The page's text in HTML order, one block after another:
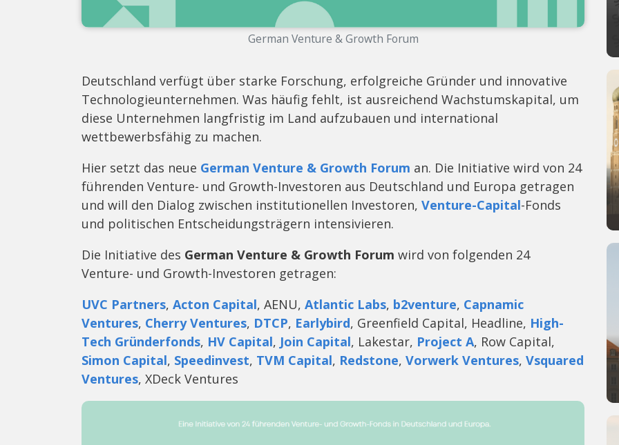
German Venture & Growth Forum
Deutschland verfügt über starke Forschung, erfolgreiche Gründer und innovative
Technologieunternehmen. Was häufig fehlt, ist ausreichend Wachstumskapital, um
diese Unternehmen langfristig im Land aufzubauen und international
wettbewerbsfähig zu machen.
Hier setzt das neue German Venture & Growth Forum an. Die Initiative wird von 24
führenden Venture- und Growth-Investoren aus Deutschland und Europa getragen
und will den Dialog zwischen institutionellen Investoren, Venture-Capital-Fonds
und politischen Entscheidungsträgern intensivieren.
Die Initiative des German Venture & Growth Forum wird von folgenden 24
Venture- und Growth-Investoren getragen:
UVC Partners, Acton Capital, AENU, Atlantic Labs, b2venture, Capnamic
Ventures, Cherry Ventures, DTCP, Earlybird, Greenfield Capital, Headline, High-
Tech Gründerfonds, HV Capital, Join Capital, Lakestar, Project A, Row Capital,
Simon Capital, Speedinvest, TVM Capital, Redstone, Vorwerk Ventures, Vsquared
Ventures, XDeck Ventures